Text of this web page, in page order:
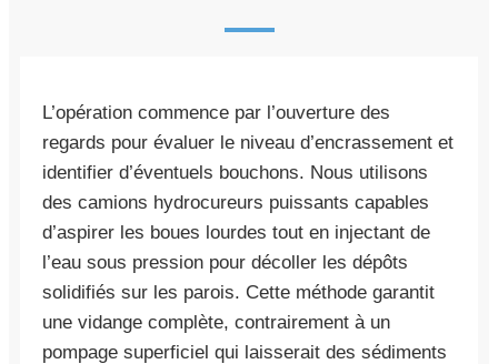
L’opération commence par l’ouverture des
regards pour évaluer le niveau d’encrassement et
identifier d’éventuels bouchons. Nous utilisons
des camions hydrocureurs puissants capables
d’aspirer les boues lourdes tout en injectant de
l’eau sous pression pour décoller les dépôts
solidifiés sur les parois. Cette méthode garantit
une vidange complète, contrairement à un
pompage superficiel qui laisserait des sédiments